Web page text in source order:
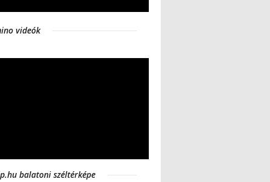
videók
balatoni széltérképe